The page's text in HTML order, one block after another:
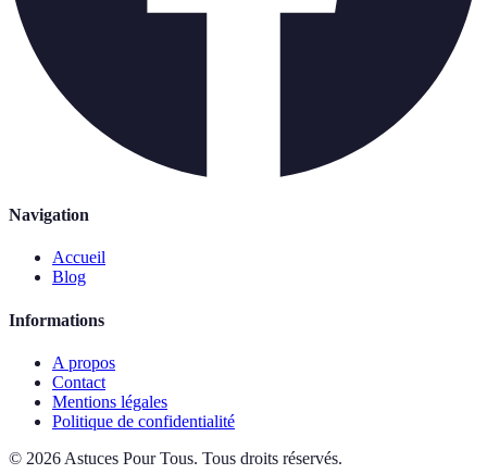
Navigation
Accueil
Blog
Informations
A propos
Contact
Mentions légales
Politique de confidentialité
© 2026 Astuces Pour Tous. Tous droits réservés.